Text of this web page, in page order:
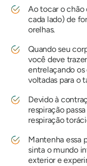
Ao tocar o chão
cada lado) de
orelhas.
Quando seu
você deve
entrelaçando os
voltadas para o
Devido à
respiração
respiração
Mantenha essa
sinta o mundo
exterior e